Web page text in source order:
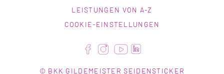
LEISTUNGEN VON A-Z
COOKIE-EINSTELLUNGEN
© BKK GILDEMEISTER SEIDENSTICKER